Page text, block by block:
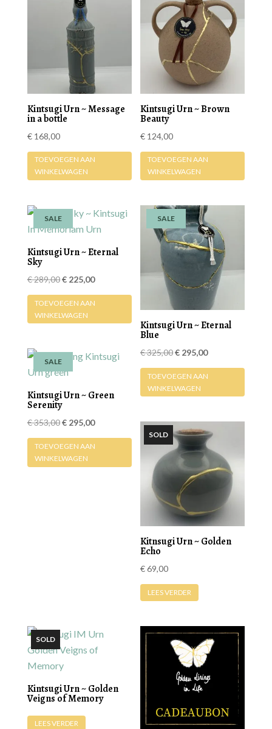
Kintsugi Urn ~ Message
in a bottle
€168,00
TOEVOEGEN AAN
WINKELWAGEN
Kintsugi Urn ~ Brown
Beauty
€ 124,00
TOEVOEGEN AAN
WINKELWAGEN
SALE
Kintsugi Urn ~ Eternal
Sky
€289,00Oorspronkelijke
prijs
€ 289,00.
€225,00Huidige
prijs
€ 225,00.
TOEVOEGEN AAN
WINKELWAGEN
SALE
Kintsugi Urn ~ Eternal
Blue
€325,00Oorspronkelijke
prijs
€ 325,00.
€ 295,00Huidige
prijs
€ 295,00.
TOEVOEGEN AAN
WINKELWAGEN
SALE
Kintsugi Urn ~ Green
Serenity
€353,00Oorspronkelijke
prijs
€ 353,00.
€295,00Huidige
prijs
€ 295,00.
TOEVOEGEN AAN
WINKELWAGEN
Kitnsugi Urn ~ Golden
Echo
€69,00
LEES VERDER
Kintsugi Urn ~ Golden
Veigns of Memory
LEES VERDER